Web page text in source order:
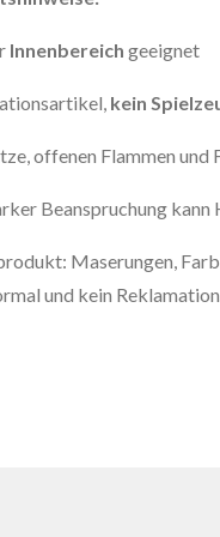
Innenbereich geeignet
kein
offenen Flammen und
Beanspruchung
Maserungen,
und kein